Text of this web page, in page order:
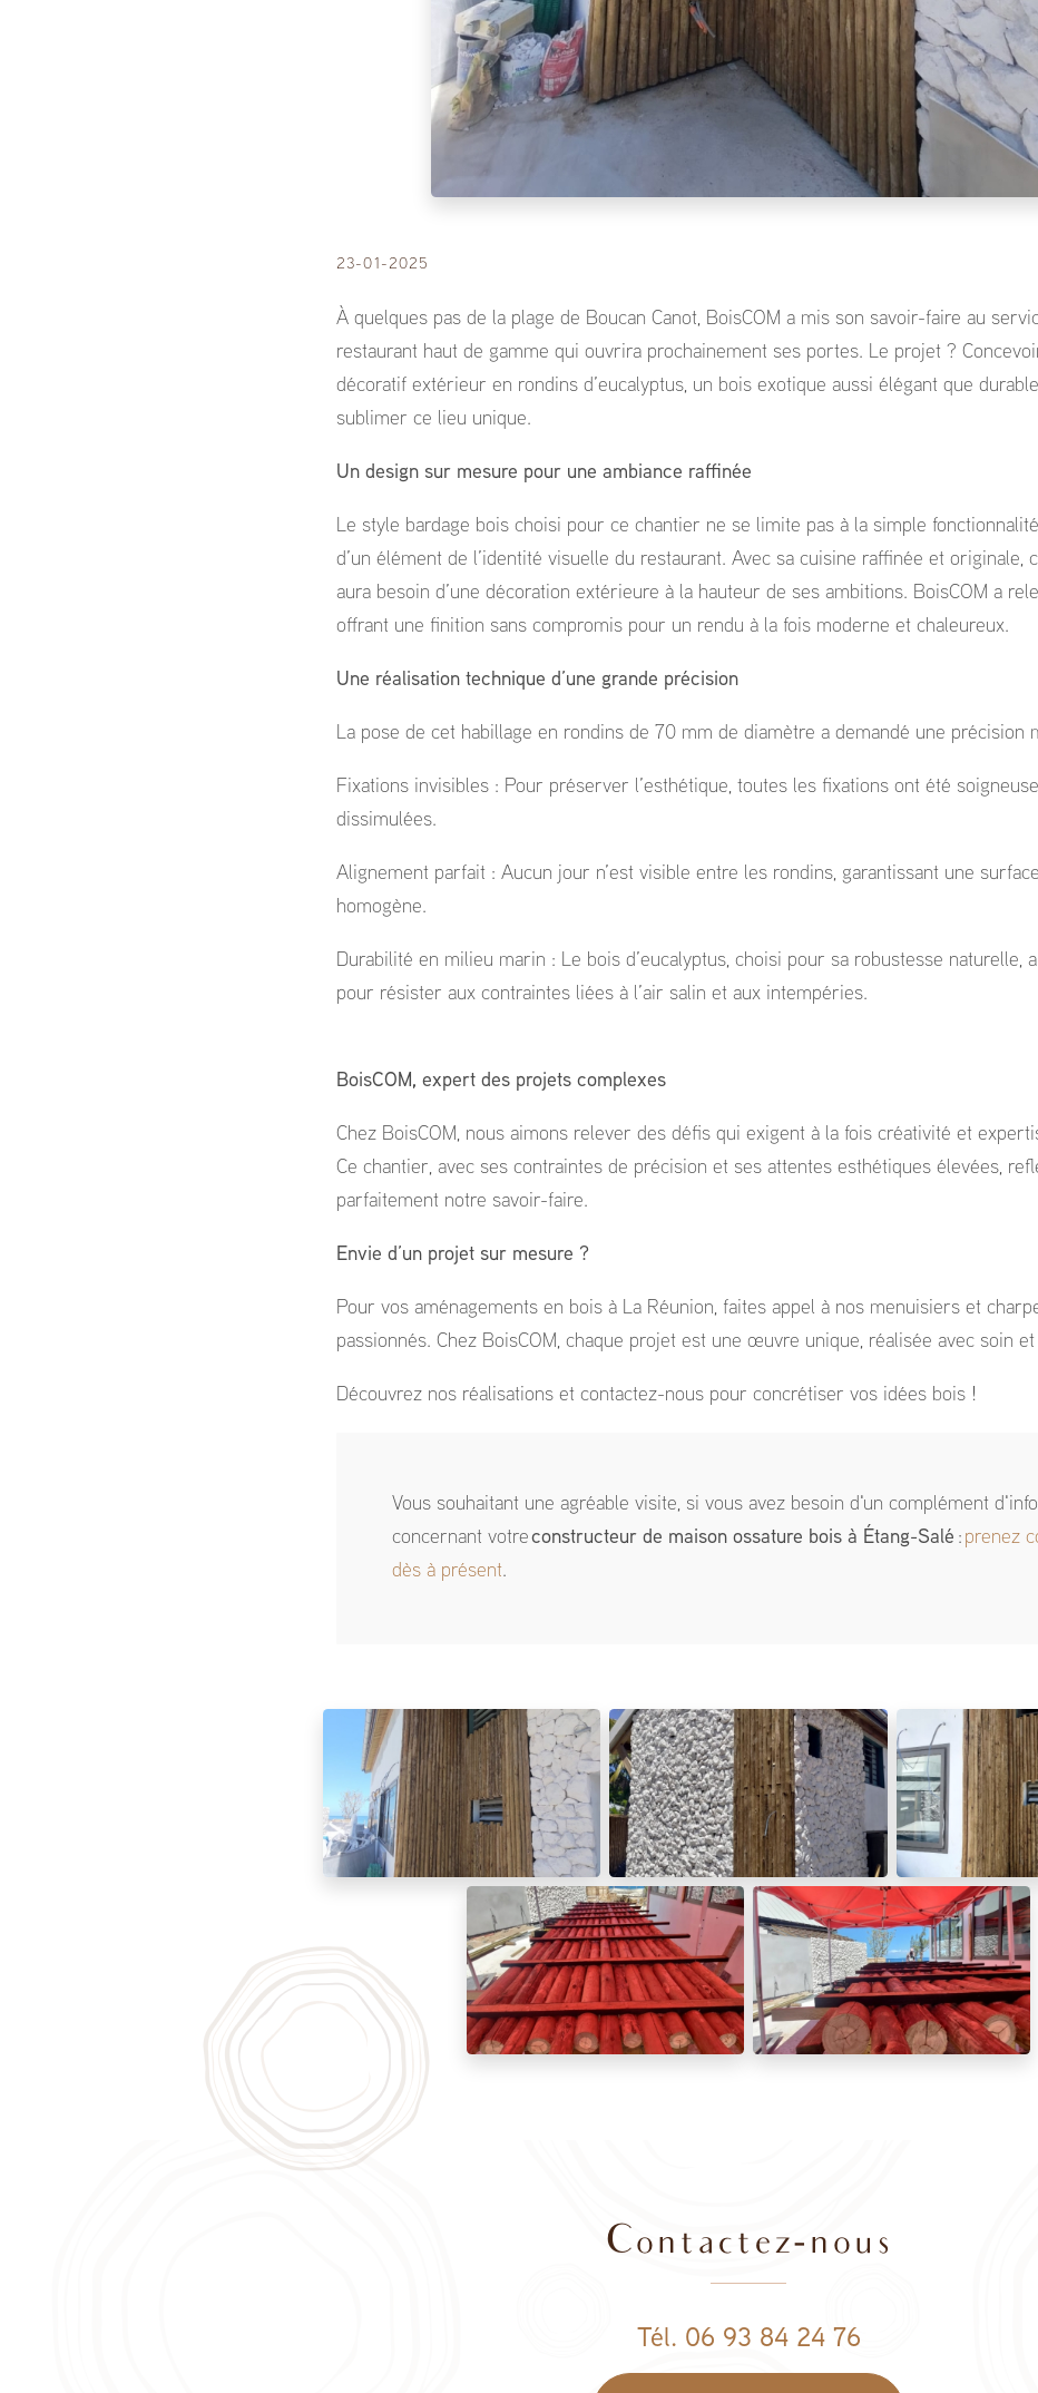
23-01-2025
À quelques pas de la plage de Boucan Canot, BoisCOM a mis son savoir-faire au
restaurant haut de gamme qui ouvrira prochainement ses portes. Le projet ?
décoratif extérieur en rondins d’eucalyptus, un bois exotique aussi élégant que
sublimer ce lieu unique.
Un design sur mesure pour une ambiance raffinée
Le style bardage bois choisi pour ce chantier ne se limite pas à la simple
d’un élément de l’identité visuelle du restaurant. Avec sa cuisine raffinée et originale,
aura besoin d’une décoration extérieure à la hauteur de ses ambitions. BoisCOM a
offrant une finition sans compromis pour un rendu à la fois moderne et chaleureux.
Une réalisation technique d’une grande précision
La pose de cet habillage en rondins de 70 mm de diamètre a demandé une précision
Fixations invisibles : Pour préserver l’esthétique, toutes les fixations ont été
dissimulées.
Alignement parfait : Aucun jour n’est visible entre les rondins, garantissant une
homogène.
Durabilité en milieu marin : Le bois d’eucalyptus, choisi pour sa robustesse naturelle,
pour résister aux contraintes liées à l’air salin et aux intempéries.
BoisCOM, expert des projets complexes
Chez BoisCOM, nous aimons relever des défis qui exigent à la fois créativité et
Ce chantier, avec ses contraintes de précision et ses attentes esthétiques élevées,
parfaitement notre savoir-faire.
Envie d’un projet sur mesure ?
Pour vos aménagements en bois à La Réunion, faites appel à nos menuisiers et
passionnés. Chez BoisCOM, chaque projet est une œuvre unique, réalisée avec soin
Découvrez nos réalisations et contactez-nous pour concrétiser vos idées bois !
Vous souhaitant une agréable visite, si vous avez besoin d'un complément
concernant votreconstructeur de maison ossature bois à Étang-Salé : prenez
dès à présent.
Contactez-nous
Tél. 06 93 84 24 76